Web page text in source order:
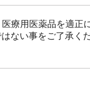
療用医薬品を適正
ない事をご了承くだ